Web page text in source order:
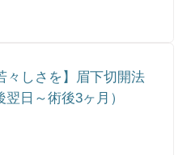
々しさを】眉下切開法
翌日～術後3ヶ月）